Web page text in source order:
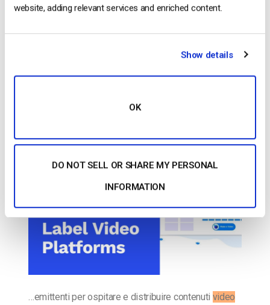
website, adding relevant services and enriched content.
Show details
OK
DO NOT SELL OR SHARE MY PERSONAL
INFORMATION
Il blog degli esperti di video
dacast
di streaming white label
PUBBLICATO ILJULY 3, 2026
…emittenti per ospitare e distribuire contenuti video